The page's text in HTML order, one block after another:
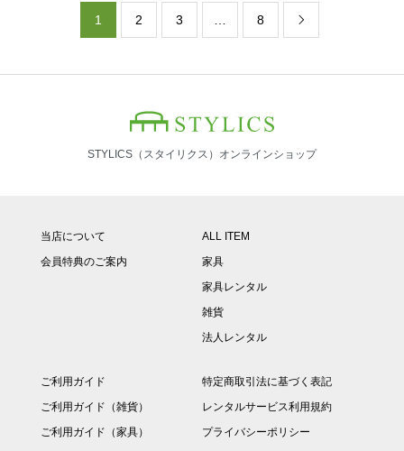
1 2 3 8 
STYLICS（スタイリクス）オンラインショップ
当店について
会員特典のご案内
ALL ITEM
家具
家具レンタル
雑貨
法人レンタル
ご利用ガイド
ご利用ガイド（雑貨）
ご利用ガイド（家具）
特定商取引法に基づく表記
レンタルサービス利用規約
プライバシーポリシー